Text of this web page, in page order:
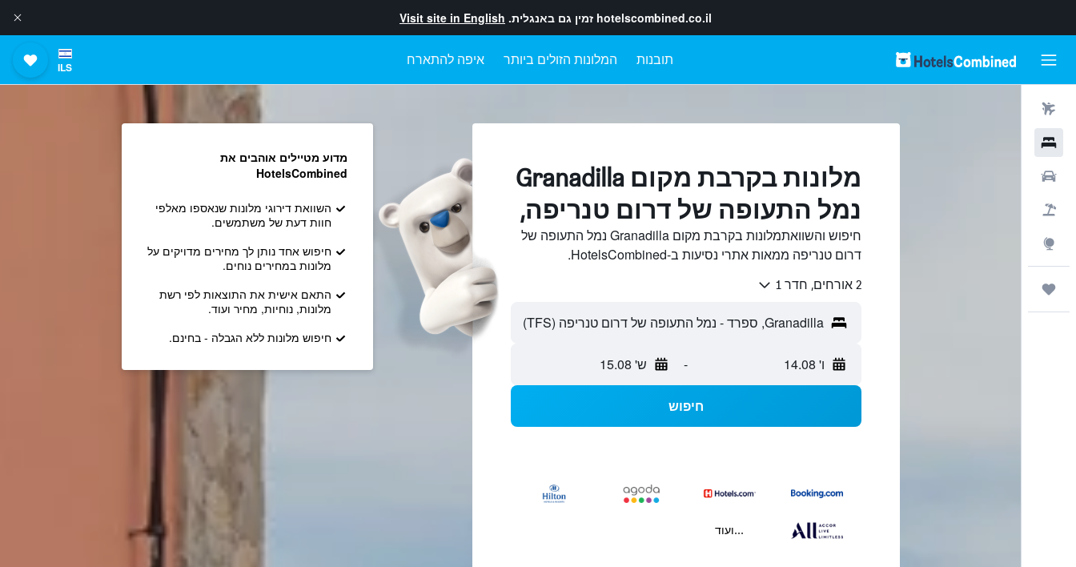
hotelscombined.co.il זמין גם באנגלית. Visit site in English
תובנות המלונות הזולים ביותר איפה להתארח ILS
מלונות בקרבת מקום Granadilla
נמל התעופה של דרום טנריפה,
חיפוש והשוואתמלונות בקרבת מקום Granadilla נמל התעופה של
דרום טנריפה ממאות אתרי נסיעות ב-HotelsCombined.
2 אורחים, חדר 1
ו' 14.08 - ש' 15.08
חיפוש
...ועוד
מדוע מטיילים אוהבים את
HotelsCombined
השוואת דירוגי מלונות שנאספו מאלפי
חוות דעת של משתמשים.
חיפוש אחד נותן לך מחירים מדויקים על
מלונות במחירים נוחים.
התאם אישית את התוצאות לפי רשת
מלונות, נוחיות, מחיר ועוד.
חיפוש מלונות ללא הגבלה - בחינם.